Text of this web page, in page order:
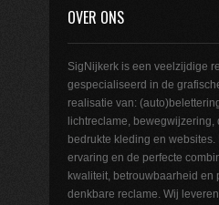
OVER ONS
SigNijkerk is een veelzijdige
gespecialiseerd in de
realisatie van:
lichtreclame,
bedrukte kleding en
ervaring en de perfecte
kwaliteit, betrouwbaarheid en
denkbare reclame. Wij